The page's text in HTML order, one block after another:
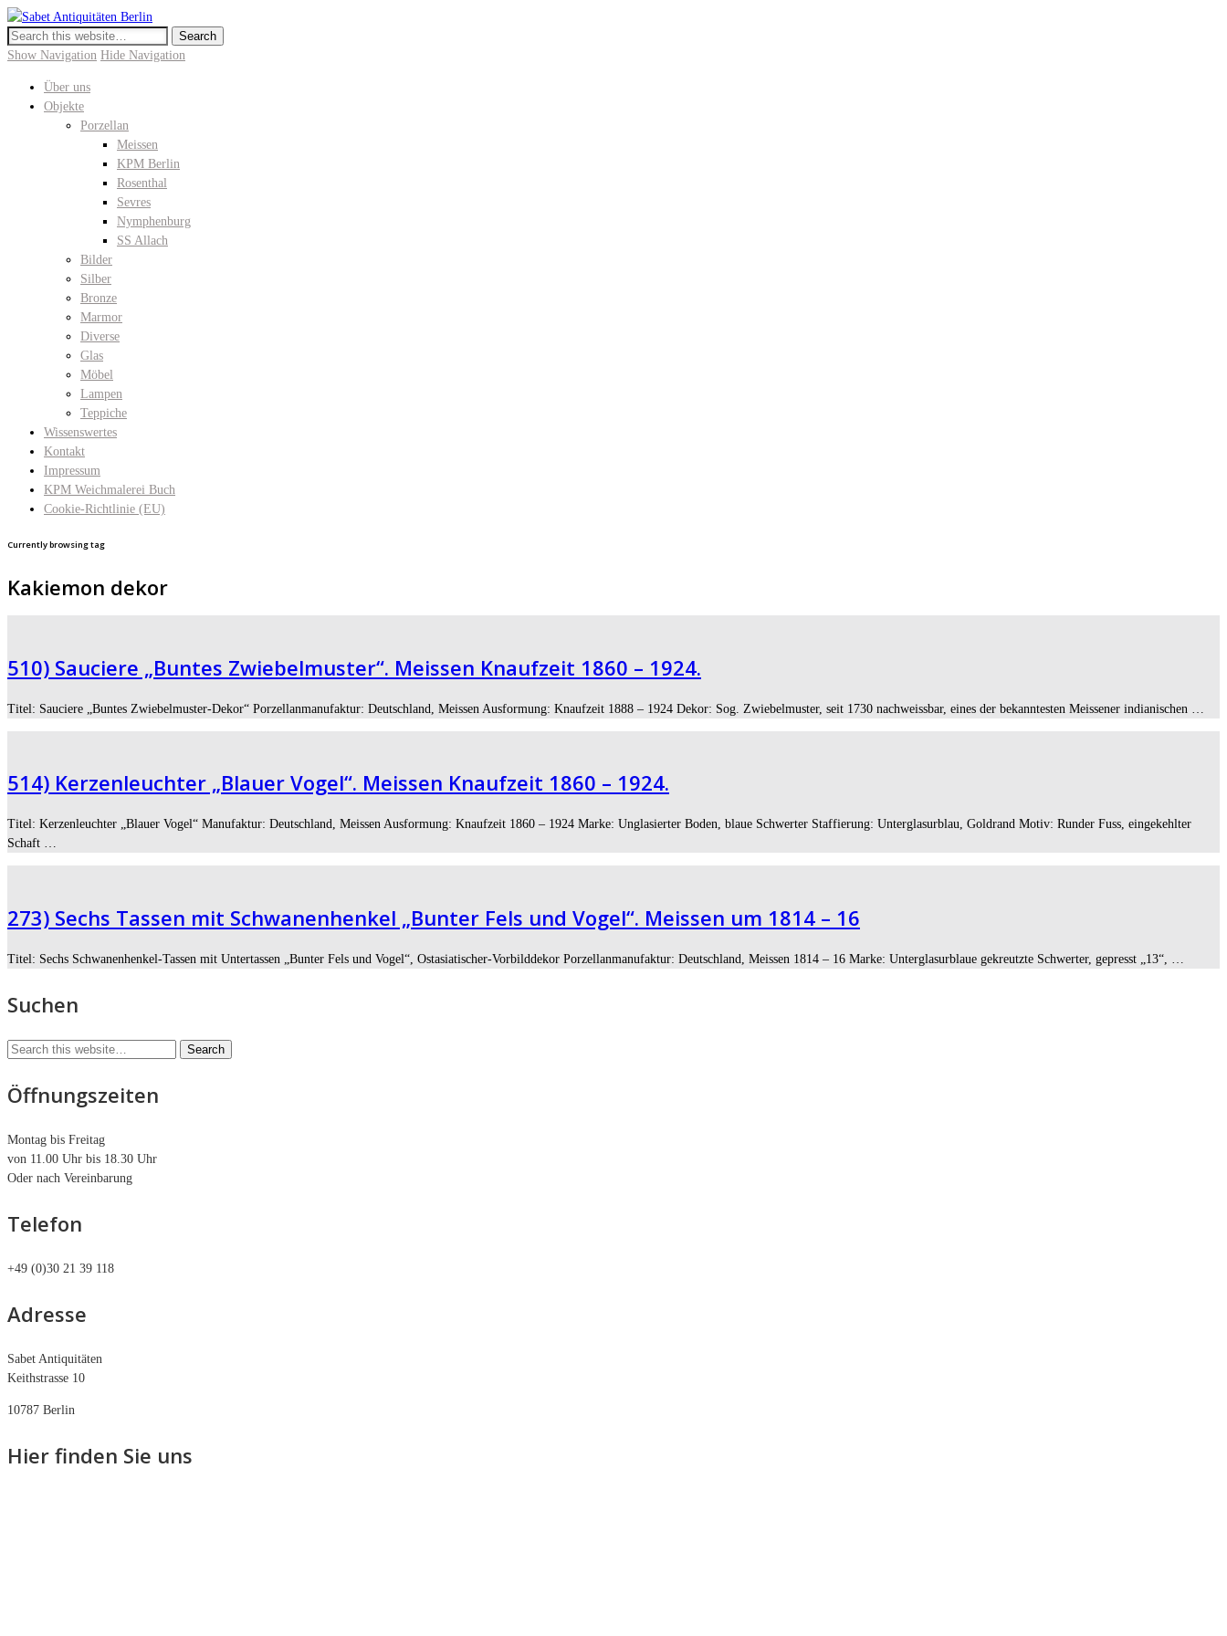
Meissen, KPM Porzellan, Perser- und Chinateppiche I Hochwertige Antiquitäten in der Keitstrasse 10
Show Navigation Hide Navigation
Über uns
Objekte
Porzellan
Meissen
KPM Berlin
Rosenthal
Sevres
Nymphenburg
SS Allach
Bilder
Silber
Bronze
Marmor
Diverse
Glas
Möbel
Lampen
Teppiche
Wissenswertes
Kontakt
Impressum
KPM Weichmalerei Buch
Cookie-Richtlinie (EU)
Currently browsing tag
Kakiemon dekor
510) Sauciere „Buntes Zwiebelmuster“. Meissen Knaufzeit 1860 – 1924.
Titel: Sauciere „Buntes Zwiebelmuster-Dekor“ Porzellanmanufaktur: Deutschland, Meissen Ausformung: Knaufzeit 1888 – 1924 Dekor: Sog. Zwiebelmuster, seit 1730 nachweissbar, eines der bekanntesten Meissener indianischen …
514) Kerzenleuchter „Blauer Vogel“. Meissen Knaufzeit 1860 – 1924.
Titel: Kerzenleuchter „Blauer Vogel“ Manufaktur: Deutschland, Meissen Ausformung: Knaufzeit 1860 – 1924 Marke: Unglasierter Boden, blaue Schwerter Staffierung: Unterglasurblau, Goldrand Motiv: Runder Fuss, eingekehlter
Schaft …
273) Sechs Tassen mit Schwanenhenkel „Bunter Fels und Vogel“. Meissen um 1814 – 16
Titel: Sechs Schwanenhenkel-Tassen mit Untertassen „Bunter Fels und Vogel“, Ostasiatischer-Vorbilddekor Porzellanmanufaktur: Deutschland, Meissen 1814 – 16 Marke: Unterglasurblaue gekreutzte Schwerter, gepresst „13“, …
Suchen
Öffnungszeiten
Montag bis Freitag
von 11.00 Uhr bis 18.30 Uhr
Oder nach Vereinbarung
Telefon
+49 (0)30 21 39 118
Adresse
Sabet Antiquitäten
Keithstrasse 10
10787 Berlin
Hier finden Sie uns